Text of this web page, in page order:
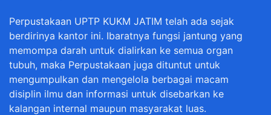
Perpustakaan UPTP KUKM JATIM telah ada sejak
berdirinya kantor ini. Ibaratnya fungsi jantung yang
memompa darah untuk dialirkan ke semua organ
tubuh, maka Perpustakaan juga dituntut untuk
mengumpulkan dan mengelola berbagai macam
disiplin ilmu dan informasi untuk disebarkan ke
kalangan internal maupun masyarakat luas.